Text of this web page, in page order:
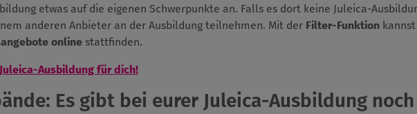
etwas auf die eigenen Schwerpunkte an. Falls es dort keine Juleica-
anderen Anbieter an der Ausbildung teilnehmen. Mit der Filter-Funktion
online stattfinden.
Ausbildung für dich!
Es gibt bei eurer Juleica-Ausbildung